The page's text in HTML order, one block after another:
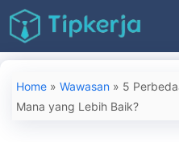
Langsung
ke
isi
Home » Wawasan » 5
Mana yang Lebih Baik?